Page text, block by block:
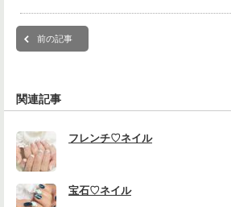
前の記事
関連記事
フレンチ♡ネイル
宝石♡ネイル